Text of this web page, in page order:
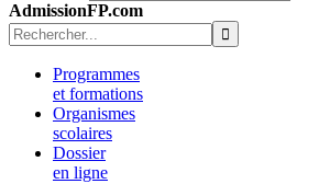
AdmissionFP.com
Programmes
et formations
Organismes
scolaires
Dossier
en ligne